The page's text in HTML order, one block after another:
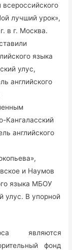
лучший урок»,
в г. Москва.
языка
улус,
английского
Кангаласский
английского
и Наумов
языка МБОУ
улус. В упорной
являются
фонд